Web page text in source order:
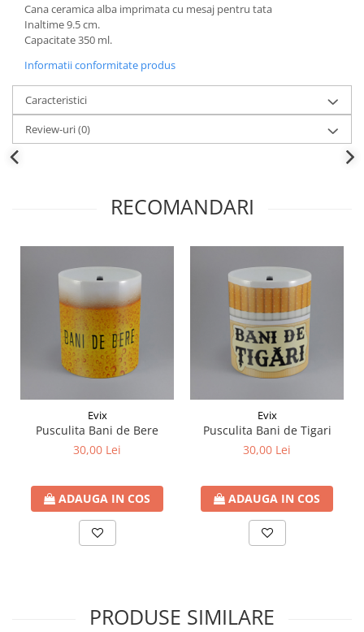
Cana ceramica alba imprimata cu mesaj pentru tata
Inaltime 9.5 cm.
Capacitate 350 ml.
Informatii conformitate produs
Caracteristici
Review-uri(0)
RECOMANDARI
Evix
Pusculita Bani de Bere
30,00 Lei
ADAUGA IN COS
Evix
Pusculita Bani de Tigari
30,00 Lei
ADAUGA IN COS
PRODUSE SIMILARE